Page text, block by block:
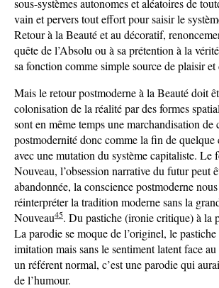
sous-systèmes autonomes et aléatoires de
vain et pervers tout effort pour saisir le
Retour à la Beauté et au décoratif,
quête de l’Absolu ou à sa prétention à la
sa fonction comme simple source de plaisir
Mais le retour postmoderne à la Beauté doit
colonisation de la réalité par des formes
sont en même temps une marchandisation de
postmodernité donc comme la fin de quelque
avec une mutation du système capitaliste. Le
Nouveau, l’obsession narrative du futur peut
abandonnée, la conscience postmoderne
réinterpréter la tradition moderne sans la
Nouveau45. Du pastiche (ironie critique) à la
La parodie se moque de l’originel, le pastiche
imitation mais sans le sentiment latent face
un référent normal, c’est une parodie qui
de l’humour.